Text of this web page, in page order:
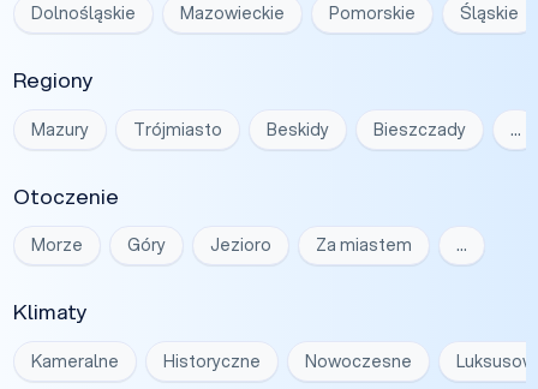
Dolnośląskie Mazowieckie Pomorskie Śląskie
Regiony
Mazury Trójmiasto Beskidy Bieszczady …
Otoczenie
Morze Góry Jezioro Za miastem …
Klimaty
Kameralne Historyczne Nowoczesne